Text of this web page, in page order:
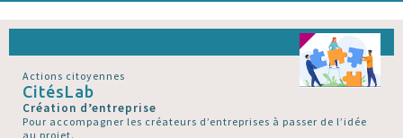
Actions citoyennes
CitésLab
Création d’entreprise
Pour accompagner les créateurs d’entreprises à passer de l’idée
au projet.